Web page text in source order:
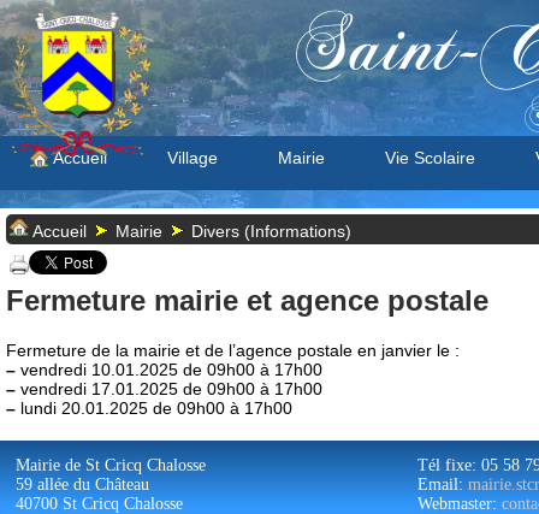
Saint-
Accueil Village Mairie Vie Scolaire
Accueil Mairie Divers (Informations)
Fermeture mairie et agence postale
Fermeture de la mairie et de l’agence postale en janvier le :
– vendredi 10.01.2025 de 09h00 à 17h00
– vendredi 17.01.2025 de 09h00 à 17h00
– lundi 20.01.2025 de 09h00 à 17h00
Mairie de St Cricq Chalosse
59 allée du Château
40700 St Cricq Chalosse
Tél fixe: 05 58
Email:
Webmaster: